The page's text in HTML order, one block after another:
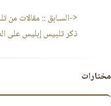
<-السـابق :: مقالات من
ذكر تلبيس إبليس على
مختارات